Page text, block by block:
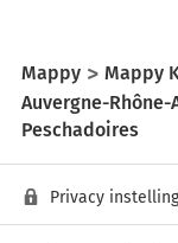
Mappy Mappy
Auvergne-Rhône-
Peschadoires
Privacy